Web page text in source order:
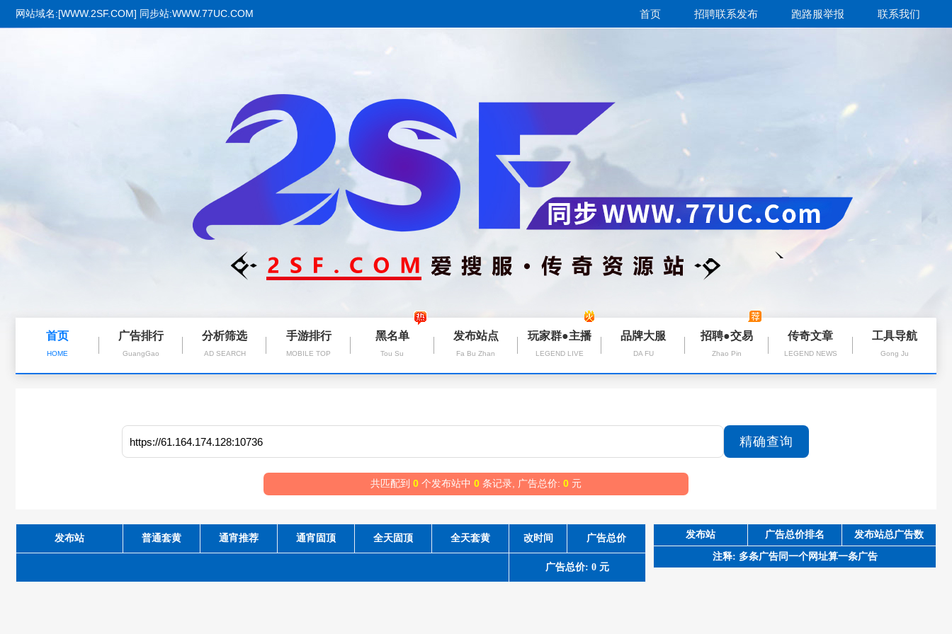
网站域名:[WWW.2SF.COM] 同步站:WWW.77UC.COM 首页 招聘联系发布 跑路服举报 联系我们
首页
HOME
广告排行
GuangGao
分析筛选
AD SEARCH
手游排行
MOBILE TOP
黑名单
Tou Su
发布站点
Fa Bu Zhan
玩家群●主播
LEGEND LIVE
品牌大服
DA FU
招聘●交易
Zhao Pin
传奇文章
LEGEND NEWS
工具导航
Gong Ju
共匹配到 0 个发布站中 0 条记录, 广告总价: 0 元
发布站 普通套黄 通宵推荐 通宵固顶 全天固顶 全天套黄 改时间 广告总价
广告总价: 0 元
发布站 广告总价排名 发布站总广告数
注释: 多条广告同一个网址算一条广告